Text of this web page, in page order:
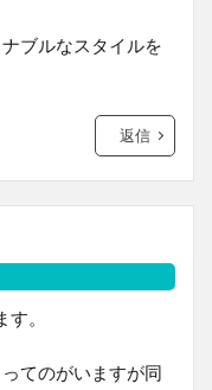
ブルなスタイルを
返信
。
てのがいますが同